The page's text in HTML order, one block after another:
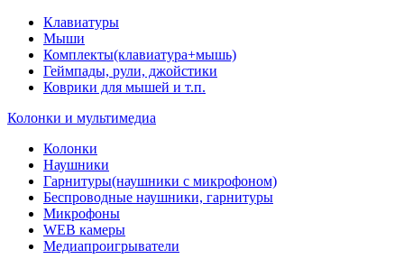
Клавиатуры
Мыши
Комплекты(клавиатура+мышь)
Геймпады, рули, джойстики
Коврики для мышей и т.п.
Колонки и мультимедиа
Колонки
Наушники
Гарнитуры(наушники с микрофоном)
Беспроводные наушники, гарнитуры
Микрофоны
WEB камеры
Медиапроигрыватели